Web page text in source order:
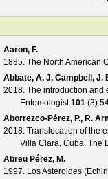
Aaron, F.
1885. The North American
Abbate, A. J. Campbell, J.
2018. The introduction and
Entomologist 101 (3
Aborrezco-Pérez, P., R.
2018. Translocation of the
Villa Clara, Cuba. The
Abreu Pérez, M.
1997. Los Asteroides